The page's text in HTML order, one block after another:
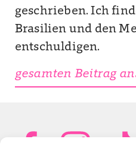
geschrieben. Ich
Brasilien und den
entschuldigen.
gesamten Beitrag